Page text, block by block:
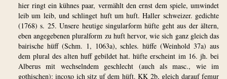
hier ringt ein kühnes paar, vermählt den ernst dem spiele, umwindet
leib um leib, und schlinget huft um huft. Haller schweizer. gedichte
(1768) s. 25. Unsere heutige singularform hüfte geht aus der ältern,
eben angegebenen pluralform zu huft hervor, wie sich ganz gleich das
bairische hüff (Schm. 1, 1063a), schles. hüffe (Weinhold 37a) aus
dem plural des alten huff gebildet hat. hüfte erscheint im 16. jh. bei
Alberus mit wechselndem geschlecht (auch als masc., wie im
gothischen): incoxo ich sitz uf dem hüft. KK 2b, gleich darauf femur